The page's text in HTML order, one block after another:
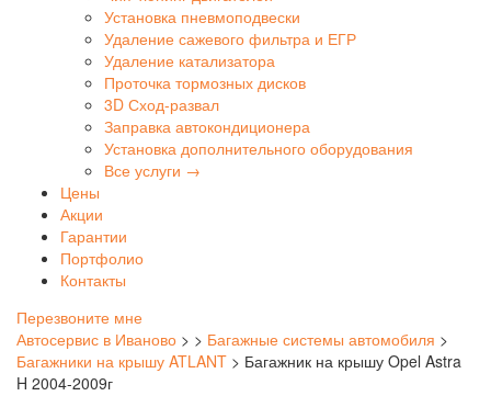
Установка пневмоподвески
Удаление сажевого фильтра и ЕГР
Удаление катализатора
Проточка тормозных дисков
3D Сход-развал
Заправка автокондиционера
Установка дополнительного оборудования
Все услуги →
Цены
Акции
Гарантии
Портфолио
Контакты
Перезвоните мне
Автосервис в Иваново > > Багажные системы автомобиля >
Багажники на крышу ATLANT > Багажник на крышу Opel Astra
H 2004-2009г